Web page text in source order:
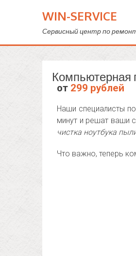
WIN-SERVICE
Сервисный центр по
Компьютерная
от 299 рублей
Наши специалисты
минут и решат ваши
чистка ноутбука
Что важно, теперь